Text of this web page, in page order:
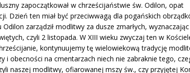
zapoczątkował w chrześcijaństwie św. Odilon, opat
Dzień ten miał być przeciwwagą dla pogańskich
Odilon zarządził modlitwy za dusze zmarłych,
czyli 2 listopada. W XIII wieku zwyczaj ten w
kontynuujemy tę wielowiekową tradycję
i obecności na cmentarzach niech nie zabraknie tego,
naszej modlitwy, ofiarowanej mszy św., czy przyjętej